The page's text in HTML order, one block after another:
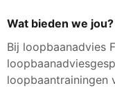
Wat bieden we jou?
Bij loopbaanadvies
loopbaantrainingen